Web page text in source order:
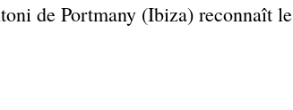
de Portmany (Ibiza) reconnaît le